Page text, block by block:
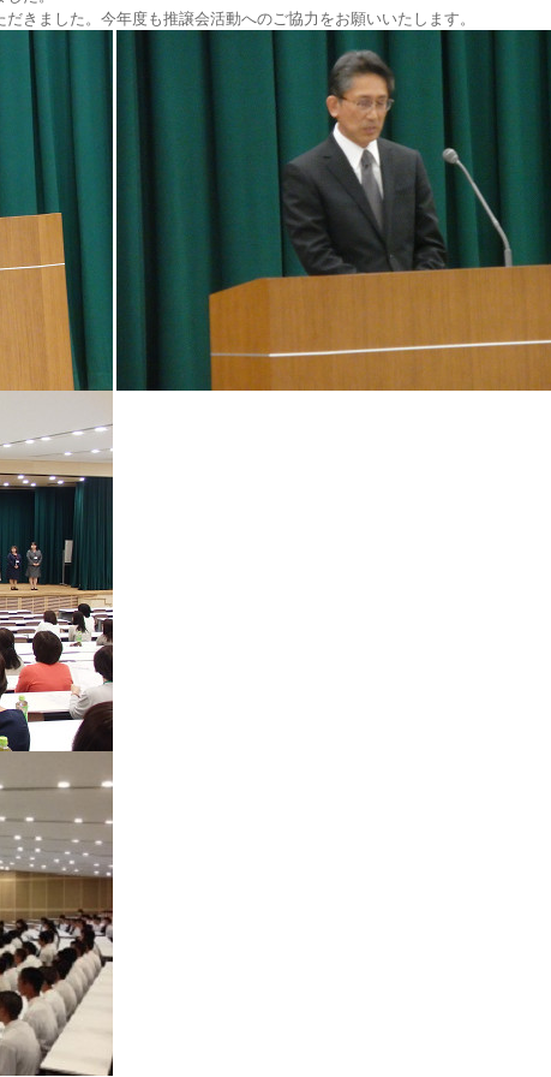
きました。今年度も推譲会活動へのご協力をお願いいたします。